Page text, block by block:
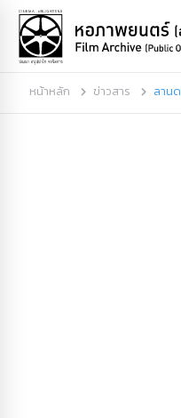
หน้าหลัก ข่าวสาร ลาน